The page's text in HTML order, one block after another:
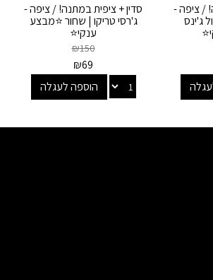
/ ציפה -
ג'ינס
סדין + ציפית במתנה! / ציפה -
ג'רסי טריקו | שחור ⭐מבצע
ענקי⭐
₪150
₪69
הוספה לעגלה